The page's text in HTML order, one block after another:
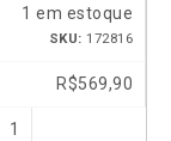
1 em estoque
SKU: 172816
R$569,90
1